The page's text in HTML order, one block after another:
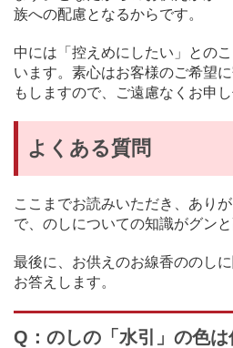
族への配慮となるからです。
中には「控えめにしたい」との
います。素心はお客様のご希望
もしますので、ご遠慮なくお申し
よくある質問
ここまでお読みいただき、あり
で、のしについての知識がグン
最後に、お供えのお線香ののし
お答えします。
Q：のしの「水引」の色